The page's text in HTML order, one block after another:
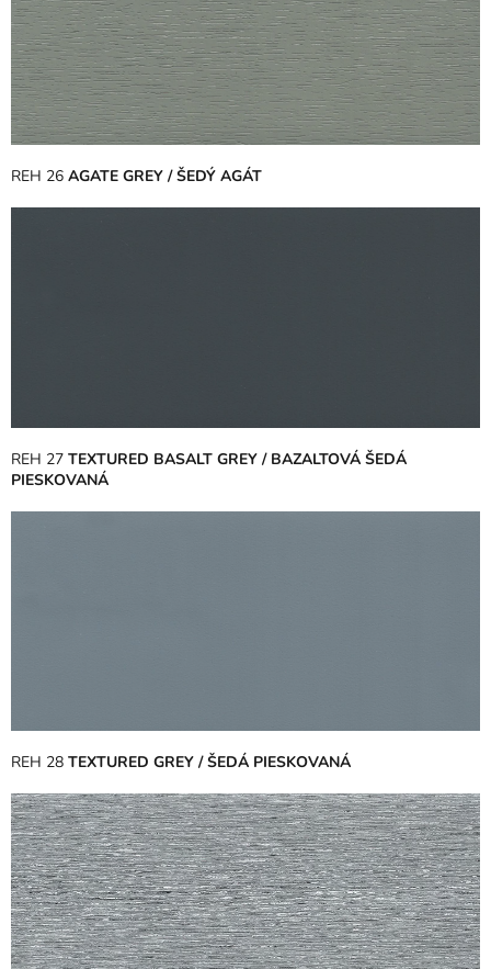
REH 26 AGATE GREY / ŠEDÝ AGÁT
REH 27 TEXTURED BASALT GREY / BAZALTOVÁ ŠEDÁ
PIESKOVANÁ
REH 28 TEXTURED GREY / ŠEDÁ PIESKOVANÁ